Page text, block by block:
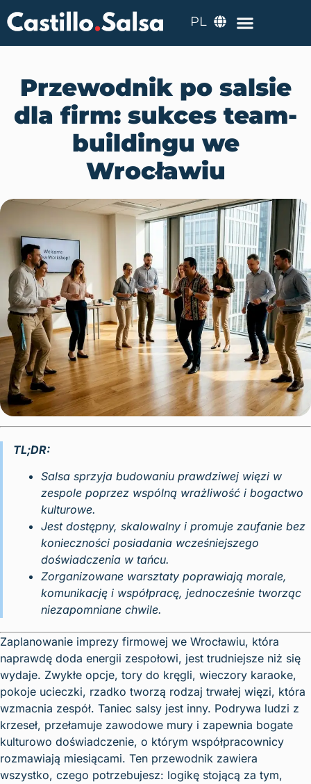
PL
Przewodnik po salsie
dla firm: sukces team-
buildingu we
Wrocławiu
TL;DR:
Salsa sprzyja budowaniu prawdziwej więzi w
zespole poprzez wspólną wrażliwość i bogactwo
kulturowe.
Jest dostępny, skalowalny i promuje zaufanie bez
konieczności posiadania wcześniejszego
doświadczenia w tańcu.
Zorganizowane warsztaty poprawiają morale,
komunikację i współpracę, jednocześnie tworząc
niezapomniane chwile.
Zaplanowanie imprezy firmowej we Wrocławiu, która
naprawdę doda energii zespołowi, jest trudniejsze niż się
wydaje. Zwykłe opcje, tory do kręgli, wieczory karaoke,
pokoje ucieczki, rzadko tworzą rodzaj trwałej więzi, która
wzmacnia zespół. Taniec salsy jest inny. Podrywa ludzi z
krzeseł, przełamuje zawodowe mury i zapewnia bogate
kulturowo doświadczenie, o którym współpracownicy
rozmawiają miesiącami. Ten przewodnik zawiera
wszystko, czego potrzebujesz: logikę stojącą za tym,